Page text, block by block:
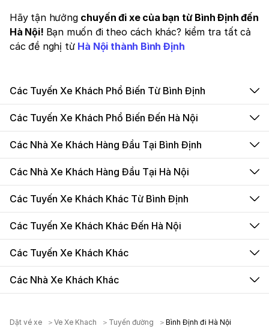
Hãy tận hưởng chuyến đi xe của bạn từ Bình Định đến
Hà Nội! Bạn muốn đi theo cách khác? kiểm tra tất cả
các đề nghị từ Hà Nội thành Bình Định
Các Tuyến Xe Khách Phổ Biến Từ Bình Định
Các Tuyến Xe Khách Phổ Biến Đến Hà Nội
Các Nhà Xe Khách Hàng Đầu Tại Bình Định
Các Nhà Xe Khách Hàng Đầu Tại Hà Nội
Các Tuyến Xe Khách Khác Từ Bình Định
Các Tuyến Xe Khách Khác Đến Hà Nội
Các Tuyến Xe Khách Khác
Các Nhà Xe Khách Khác
Dặt vé xe Ve Xe Khach Tuyến đường Bình Định đi Hà Nội